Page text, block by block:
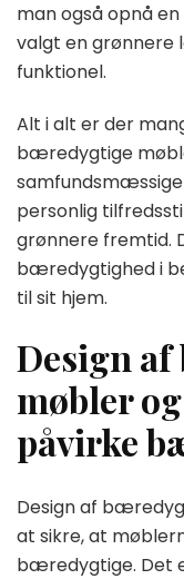
man også opnå
valgt en grønnere
funktionel.
Alt i alt er der
bæredygtige
personlig
grønnere fremtid.
bæredygtighed i
til sit hjem.
Design
møbler
påvirke
Design af
at sikre, at
bæredygtige. Det